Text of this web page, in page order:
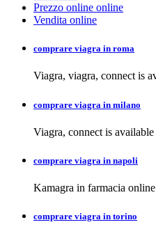
Prezzo online online
Vendita online
comprare viagra in roma
Viagra, viagra, connect is
comprare viagra in milano
Viagra, connect is
comprare viagra in napoli
Kamagra in farmacia
comprare viagra in torino